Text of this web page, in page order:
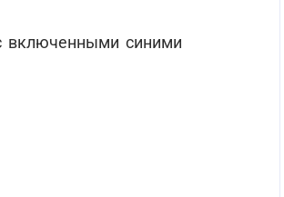
включенными синими